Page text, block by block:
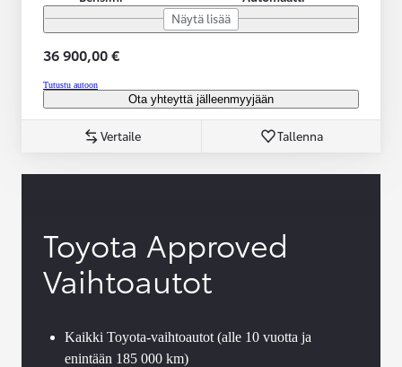
Näytä lisää
36 900,00 €
Tutustu autoon
Ota yhteyttä jälleenmyyjään
Vertaile Tallenna
Toyota Approved
Vaihtoautot
Kaikki Toyota-vaihtoautot (alle 10 vuotta ja
enintään 185 000 km)